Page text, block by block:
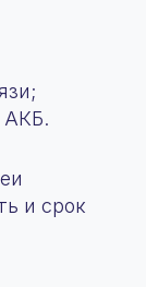
АКБ.
и срок